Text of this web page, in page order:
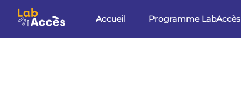
Aller au contenu principal
Accueil Programme LabAccès